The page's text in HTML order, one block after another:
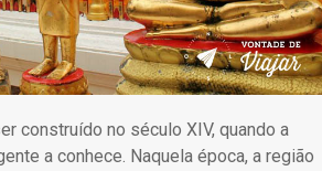
construído no século XIV, quando a
a conhece. Naquela época, a região